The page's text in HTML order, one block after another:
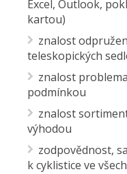
Excel, Outlook,
kartou)
znalost
teleskopických
znalost
podmínkou
znalost
výhodou
zodpovědnost,
k cyklistice ve